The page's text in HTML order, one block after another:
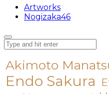
Artworks
Nogizaka46
Akimoto
Endo Sakura